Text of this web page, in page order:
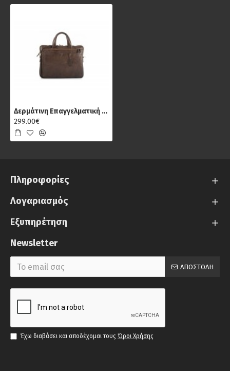
Δερμάτινη Επαγγελματική Τσάντα Κίον 6675, Καφέ
299.00€
Πληροφορίες
Λογαριασμός
Εξυπηρέτηση
Newsletter
ΑΠΟΣΤΟΛΉ
Έχω διαβάσει και αποδέχομαι τους Όροι Χρήσης